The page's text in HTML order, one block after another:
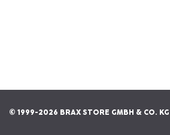
© 1999-2026 BRAX STORE GMBH & CO. KG